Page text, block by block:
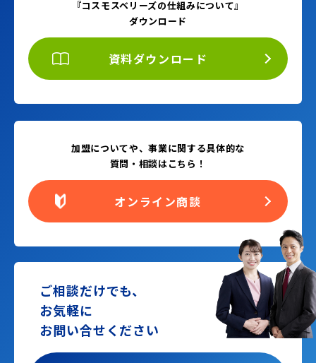
『コスモスベリーズの仕組みについて』
ダウンロード
資料ダウンロード
加盟についてや、事業に関する具体的な
質問・相談はこちら！
オンライン商談
ご相談だけでも、
お気軽に
お問い合せください